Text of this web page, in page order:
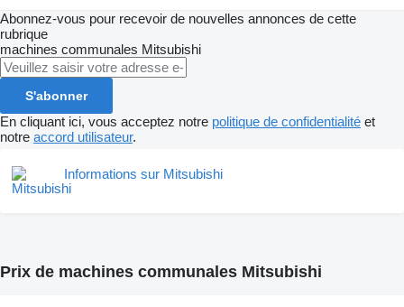
Abonnez-vous pour recevoir de nouvelles annonces de cette
rubrique
machines communales Mitsubishi
S'abonner
En cliquant ici, vous acceptez notre politique de confidentialité et
notre accord utilisateur.
Informations sur Mitsubishi
Prix de machines communales Mitsubishi